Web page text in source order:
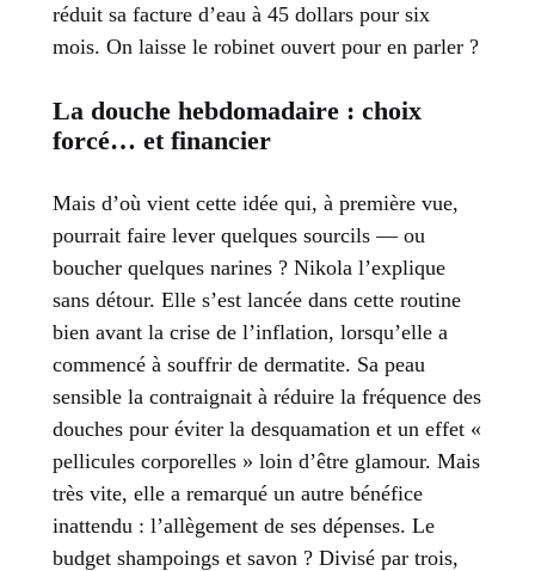
réduit sa facture d’eau à 45 dollars pour six
mois. On laisse le robinet ouvert pour en parler ?
La douche hebdomadaire : choix
forcé… et financier
Mais d’où vient cette idée qui, à première vue,
pourrait faire lever quelques sourcils — ou
boucher quelques narines ? Nikola l’explique
sans détour. Elle s’est lancée dans cette routine
bien avant la crise de l’inflation, lorsqu’elle a
commencé à souffrir de dermatite. Sa peau
sensible la contraignait à réduire la fréquence des
douches pour éviter la desquamation et un effet «
pellicules corporelles » loin d’être glamour. Mais
très vite, elle a remarqué un autre bénéfice
inattendu : l’allègement de ses dépenses. Le
budget shampoings et savon ? Divisé par trois,